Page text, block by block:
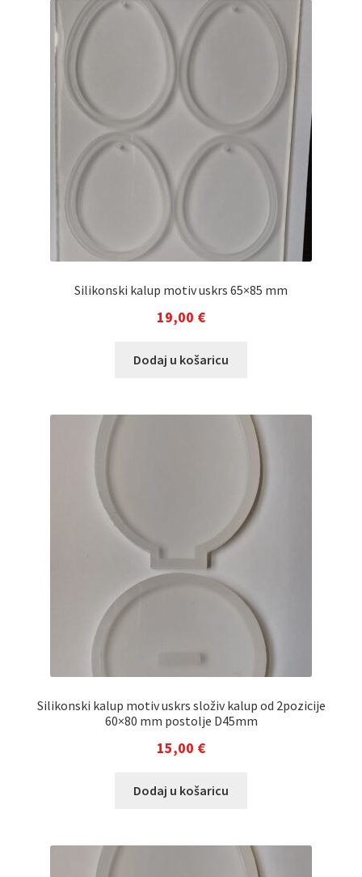
Silikonski kalup motiv uskrs 65×85 mm
19,00 €
Dodaj u košaricu
Silikonski kalup motiv uskrs složiv kalup od 2pozicije
60×80 mm postolje D45mm
15,00 €
Dodaj u košaricu